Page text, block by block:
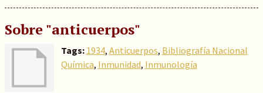
Sobre "anticuerpos"
Tags: 1934, Anticuerpos, Bibliografía Nacional
Química, Inmunidad, Inmunología